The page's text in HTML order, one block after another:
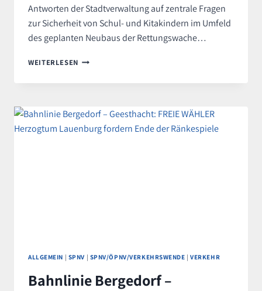
Antworten der Stadtverwaltung auf zentrale Fragen
zur Sicherheit von Schul- und Kitakindern im Umfeld
des geplanten Neubaus der Rettungswache…
WEITERLESEN SICHERHEITSFRAGEN
NEUBAU
SCHWARZENBEK
BLEIBEN
ALLGEMEIN | SPNV | SPNV/ÖPNV/VERKEHRSWENDE |VERKEHR
Bahnlinie Bergedorf –